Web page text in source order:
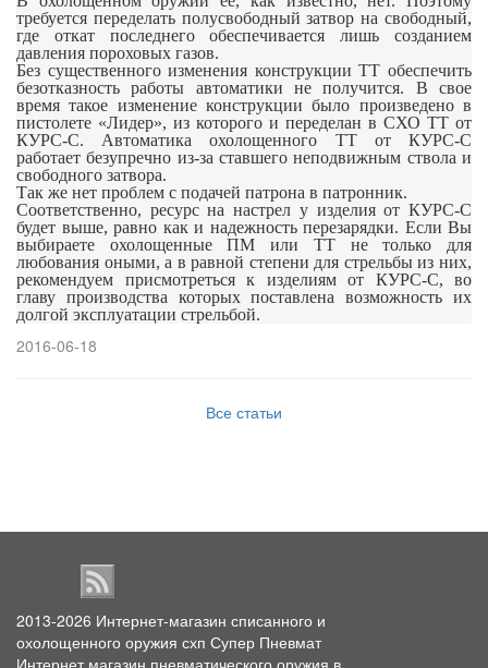
требуется переделать полусвободный затвор на свободный,
где откат последнего обеспечивается лишь созданием
давления пороховых газов.
Без существенного изменения конструкции ТТ обеспечить
безотказность работы автоматики не получится. В свое
время такое изменение конструкции было произведено в
пистолете «Лидер», из которого и переделан в СХО ТТ от
КУРС-С. Автоматика охолощенного ТТ от КУРС-С
работает безупречно из-за ставшего неподвижным ствола и
свободного затвора.
Так же нет проблем с подачей патрона в патронник.
Соответственно, ресурс на настрел у изделия от КУРС-С
будет выше, равно как и надежность перезарядки. Если Вы
выбираете охолощенные ПМ или ТТ не только для
любования оными, а в равной степени для стрельбы из них,
рекомендуем присмотреться к изделиям от КУРС-С, во
главу производства которых поставлена возможность их
долгой эксплуатации стрельбой.
2016-06-18
Все статьи
2013-2026 Интернет-магазин списанного и
охолощенного оружия схп Супер Пневмат
Интернет магазин пневматического оружия в